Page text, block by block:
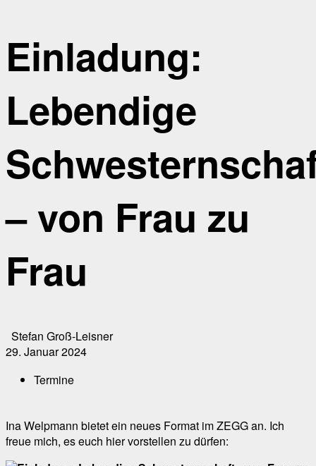
Einladung:
Lebendige
– von Frau zu
Frau
Stefan Groß-Leisner
29. Januar 2024
Termine
Ina Welpmann bietet ein neues Format im ZEGG an. Ich
freue mich, es euch hier vorstellen zu dürfen: